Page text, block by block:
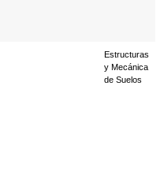
Estructuras
y Mecánica
de Suelos